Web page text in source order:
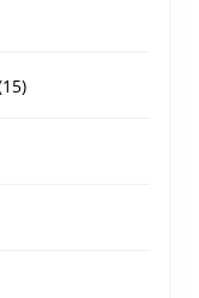
1515